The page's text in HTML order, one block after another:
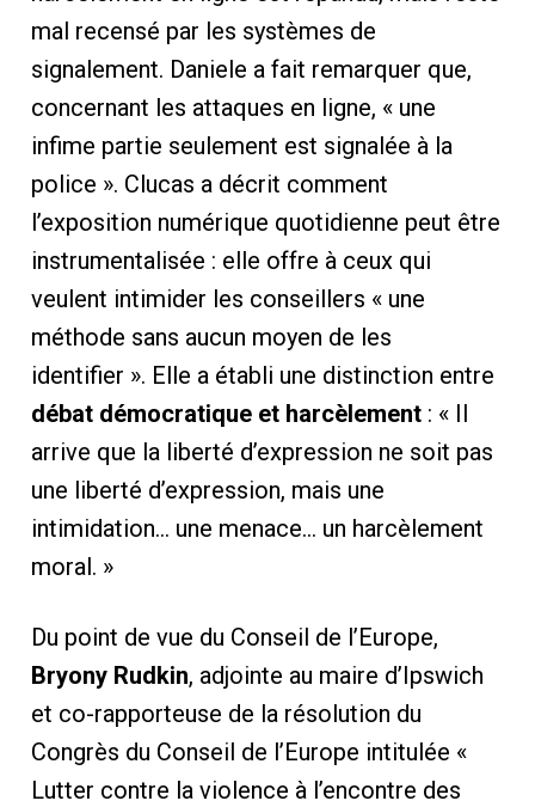
mal recensé par les systèmes de
signalement. Daniele a fait remarquer que,
concernant les attaques en ligne, « une
infime partie seulement est signalée à la
police ». Clucas a décrit comment
l’exposition numérique quotidienne peut être
instrumentalisée : elle offre à ceux qui
veulent intimider les conseillers « une
méthode sans aucun moyen de les
identifier ». Elle a établi une distinction entre
débat démocratique et harcèlement: « Il
arrive que la liberté d’expression ne soit pas
une liberté d’expression, mais une
intimidation… une menace… un harcèlement
moral. »
Du point de vue du Conseil de l’Europe,
Bryony Rudkin, adjointe au maire d’Ipswich
et co-rapporteuse de la résolution du
Congrès du Conseil de l’Europe intitulée «
Lutter contre la violence à l’encontre des